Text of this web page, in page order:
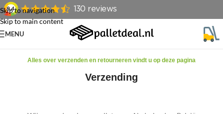
Skip to navigation
Skip to main content
MENU
Alles over verzenden en retourneren vindt u op deze pagina
Verzending